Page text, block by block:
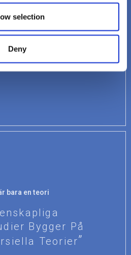
selection
Deny
Med Stor Makt
Missgynnade
Att Påtvinga
bara en teori
Bygger På
Teorier